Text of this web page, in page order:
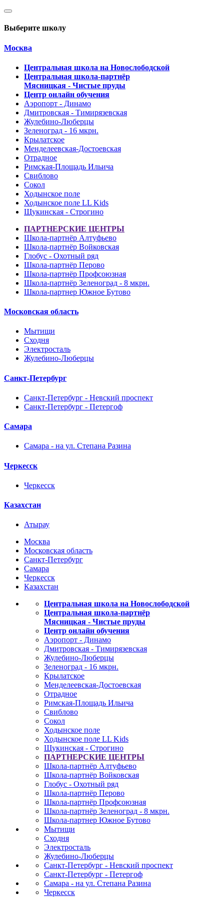
Выберите школу
Москва
Центральная школа на Новослободской
Центральная школа-партнёр
Мясницкая - Чистые пруды
Центр онлайн обучения
Аэропорт - Динамо
Дмитровская - Тимирязевская
Жулебино-Люберцы
Зеленоград - 16 мкрн.
Крылатское
Менделеевская-Достоевская
Отрадное
Римская-Площадь Ильича
Свиблово
Сокол
Ходынское поле
Ходынское поле LL Kids
Щукинская - Строгино
ПАРТНЕРСКИЕ ЦЕНТРЫ
Школа-партнёр Алтуфьево
Школа-партнёр Войковская
Глобус - Охотный ряд
Школа-партнёр Перово
Школа-партнёр Профсоюзная
Школа-партнёр Зеленоград - 8 мкрн.
Школа-партнер Южное Бутово
Московская область
Мытищи
Сходня
Электросталь
Жулебино-Люберцы
Санкт-Петербург
Санкт-Петербург - Невский проспект
Санкт-Петербург - Петергоф
Самара
Самара - на ул. Степана Разина
Черкесск
Черкесск
Казахстан
Атырау
Москва
Московская область
Санкт-Петербург
Самара
Черкесск
Казахстан
Центральная школа на Новослободской
Центральная школа-партнёр
Мясницкая - Чистые пруды
Центр онлайн обучения
Аэропорт - Динамо
Дмитровская - Тимирязевская
Жулебино-Люберцы
Зеленоград - 16 мкрн.
Крылатское
Менделеевская-Достоевская
Отрадное
Римская-Площадь Ильича
Свиблово
Сокол
Ходынское поле
Ходынское поле LL Kids
Щукинская - Строгино
ПАРТНЕРСКИЕ ЦЕНТРЫ
Школа-партнёр Алтуфьево
Школа-партнёр Войковская
Глобус - Охотный ряд
Школа-партнёр Перово
Школа-партнёр Профсоюзная
Школа-партнёр Зеленоград - 8 мкрн.
Школа-партнер Южное Бутово
Мытищи
Сходня
Электросталь
Жулебино-Люберцы
Санкт-Петербург - Невский проспект
Санкт-Петербург - Петергоф
Самара - на ул. Степана Разина
Черкесск